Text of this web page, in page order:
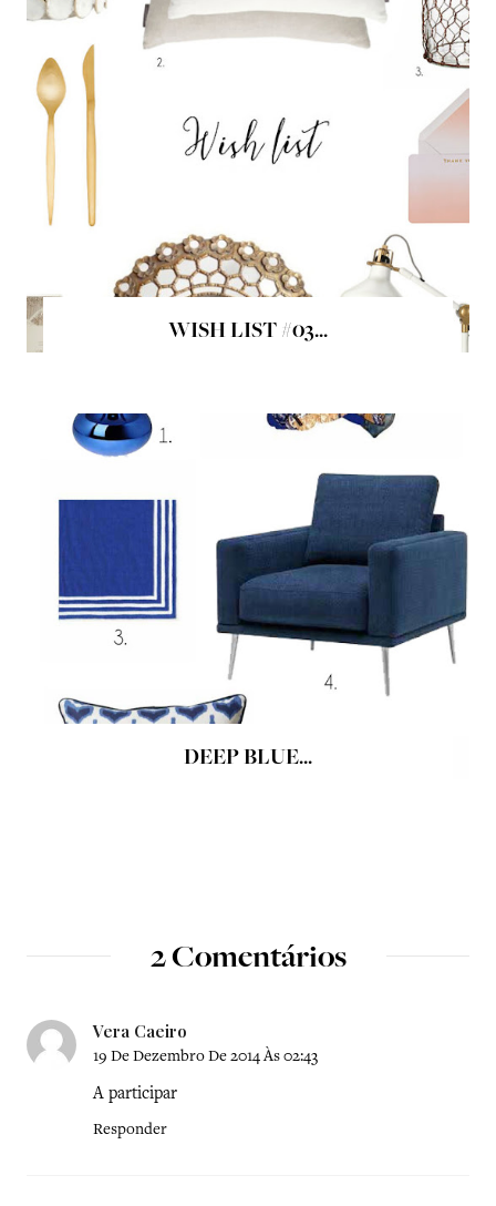
WISH LIST #03...
DEEP BLUE...
2 Comentários
Vera Caeiro
19 De Dezembro De 2014 Às 02:43
A participar
Responder